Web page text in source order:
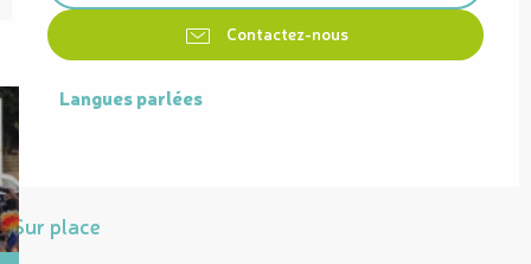
Contactez-nous
Langues parlées
Langues parlées
Sur place